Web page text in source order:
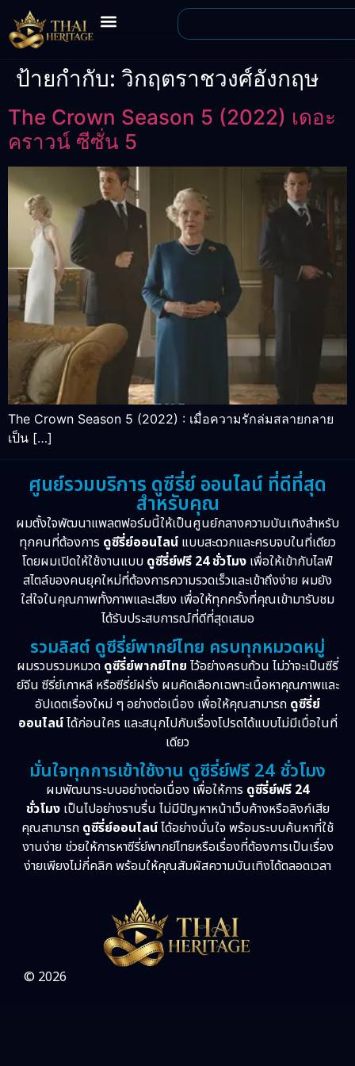
ป้ายกำกับ: วิกฤตราชวงศ์อังกฤษ
The Crown Season 5 (2022) เดอะ
คราวน์ ซีซั่น 5
The Crown Season 5 (2022) : เมื่อความรักล่มสลายกลาย
เป็น […]
ศูนย์รวมบริการ ดูซีรี่ย์ ออนไลน์ ที่ดีที่สุด
สำหรับคุณ
ผมตั้งใจพัฒนาแพลตฟอร์มนี้ให้เป็นศูนย์กลางความบันเทิงสำหรับ
ทุกคนที่ต้องการ ดูซีรี่ย์ออนไลน์ แบบสะดวกและครบจบในที่เดียว
โดยผมเปิดให้ใช้งานแบบ ดูซีรี่ย์ฟรี 24 ชั่วโมง เพื่อให้เข้ากับไลฟ์
สไตล์ของคนยุคใหม่ที่ต้องการความรวดเร็วและเข้าถึงง่าย ผมยัง
ใส่ใจในคุณภาพทั้งภาพและเสียง เพื่อให้ทุกครั้งที่คุณเข้ามารับชม
ได้รับประสบการณ์ที่ดีที่สุดเสมอ
รวมลิสต์ ดูซีรี่ย์พากย์ไทย ครบทุกหมวดหมู่
ผมรวบรวมหมวด ดูซีรี่ย์พากย์ไทย ไว้อย่างครบถ้วน ไม่ว่าจะเป็นซีรี่
ย์จีน ซีรี่ย์เกาหลี หรือซีรี่ย์ฝรั่ง ผมคัดเลือกเฉพาะเนื้อหาคุณภาพและ
อัปเดตเรื่องใหม่ ๆ อย่างต่อเนื่อง เพื่อให้คุณสามารถ ดูซีรี่ย์
ออนไลน์ได้ก่อนใคร และสนุกไปกับเรื่องโปรดได้แบบไม่มีเบื่อในที่
เดียว
มั่นใจทุกการเข้าใช้งาน ดูซีรี่ย์ฟรี 24 ชั่วโมง
ผมพัฒนาระบบอย่างต่อเนื่อง เพื่อให้การ ดูซีรี่ย์ฟรี 24
ชั่วโมงเป็นไปอย่างราบรื่น ไม่มีปัญหาหน้าเว็บค้างหรือลิงก์เสีย
คุณสามารถ ดูซีรี่ย์ออนไลน์ได้อย่างมั่นใจ พร้อมระบบค้นหาที่ใช้
งานง่าย ช่วยให้การหาซีรี่ย์พากย์ไทยหรือเรื่องที่ต้องการเป็นเรื่อง
ง่ายเพียงไม่กี่คลิก พร้อมให้คุณสัมผัสความบันเทิงได้ตลอดเวลา
© 2026